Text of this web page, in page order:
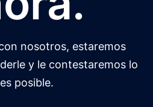
nosotros, estaremos
y le contestaremos lo
posible.